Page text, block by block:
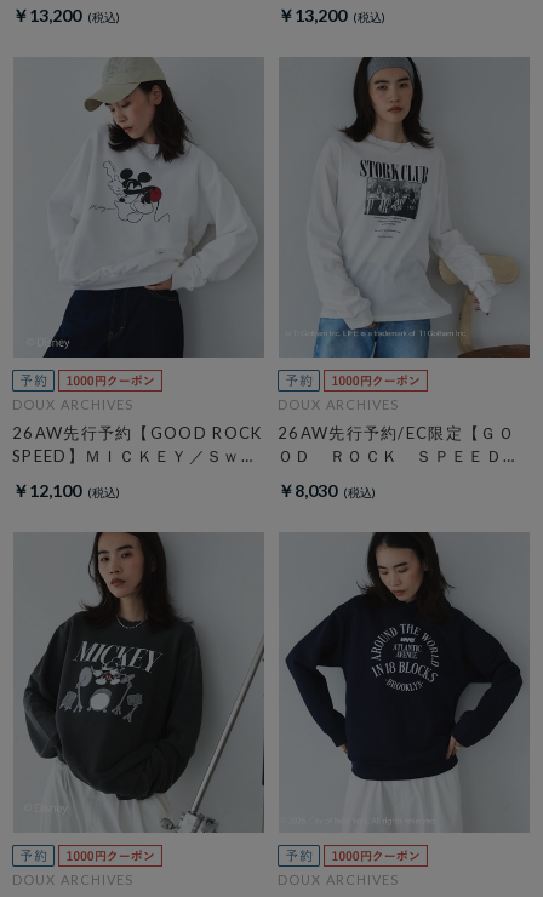
￥13,200 ￥13,200
DOUX ARCHIVES
26AW先行予約【GOOD ROCK
SPEED】ＭＩＣＫＥＹ／Ｓｗｅ
￥12,100
DOUX ARCHIVES
26AW先行予約/EC限定【ＧＯ
ＯＤ ＲＯＣＫ ＳＰＥＥＤ】
ＥＥ
￥8,030
DOUX ARCHIVES DOUX ARCHIVES